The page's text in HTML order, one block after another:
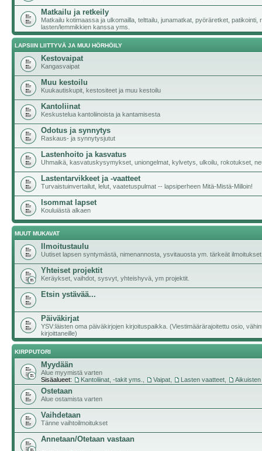
Matkailu ja retkeily
Matkailu kotimaassa ja ulkomailla, telttailu, junamatkat, pyöräretket, patikointi,
lasten/lemmikkien kanssa yms.
LAPSIIN LIITTYVÄ JA MUU HÖRHÖILY
Kestovaipat
Kangasvaipat
Muu kestoilu
Kuukautiskupit, kestositeet ja muu kestoilu
Kantoliinat
Keskustelua kantoliinoista ja kantamisesta
Odotus ja synnytys
Raskaus- ja synnytysjutut
Lastenhoito ja kasvatus
Uhmaikä, kasvatuskysymykset, uniongelmat, kylvetys, ulkoilu, rokotukset,
Lastentarvikkeet ja -vaatteet
Turvaistuinvertailut, lelut, vaatetuspulmat -- lapsiperheen Mitä-Mistä-Milloin!
Isommat lapset
Kouluiästä alkaen
MUUT MUKAVAT
Ilmoitustaulu
Uutiset lapsen syntymästä, nimenannosta, ysvitauosta ym. tärkeät ilmoitukset
Yhteiset projektit
Keräykset, vaihdot, sysvyt, yhteishyvä, ym projektit.
Etsin ystävää...
Päiväkirjat
YSV:läisten oma päiväkirjojen kirjoituspaikka. (Viestimäärärajoitettu osio,
kirjoittaneille)
KIRPPUTORI
Myydään
Alue myymistä varten
Sisäalueet:
Kantoliinat, -takit yms. Vaipat Lasten vaatteet
Ostetaan
Alue ostamista varten
Vaihdetaan
Tänne vaihtoilmoitukset
Annetaan/Otetaan vastaan